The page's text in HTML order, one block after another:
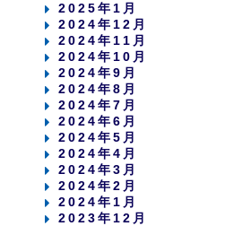
2025年1月
2024年12月
2024年11月
2024年10月
2024年9月
2024年8月
2024年7月
2024年6月
2024年5月
2024年4月
2024年3月
2024年2月
2024年1月
2023年12月